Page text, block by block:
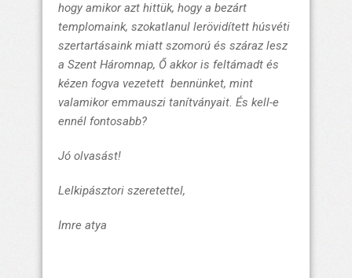
hogy amikor azt hittük, hogy a bezárt
templomaink, szokatlanul lerövidített húsvéti
szertartásaink miatt szomorú és száraz lesz
a Szent Háromnap, Ő akkor is feltámadt és
kézen fogva vezetett bennünket, mint
valamikor emmauszi tanítványait. És kell-e
ennél fontosabb?
Jó olvasást!
Lelkipásztori szeretettel,
Imre atya